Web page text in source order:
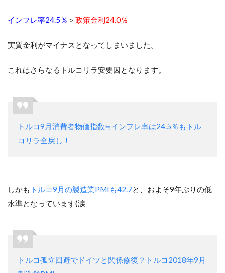
インフレ率24.5％ ＞ 政策金利24.0％
実質金利がマイナスとなってしまいました。
これはさらなるトルコリラ安要因となります。
トルコ9月消費者物価指数≒インフレ率は24.5％もトル
コリラ全戻し！
しかも トルコ9月の製造業PMIも42.7と、およそ9年ぶりの低
水準となっています(涙
トルコ孤立回避でドイツと関係修復？トルコ2018年9月